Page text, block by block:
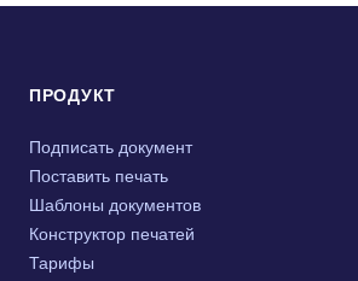
ПРОДУКТ
Подписать документ
Поставить печать
Шаблоны документов
Конструктор печатей
Тарифы